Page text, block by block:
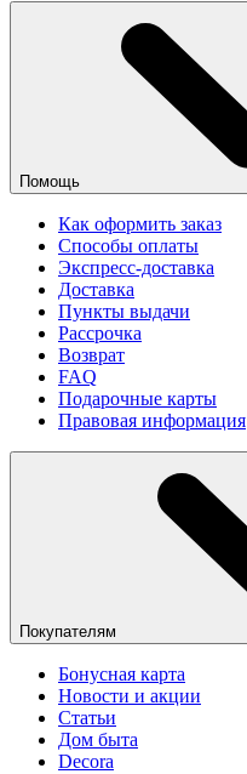
Помощь
Как оформить заказ
Способы оплаты
Экспресс-доставка
Доставка
Пункты выдачи
Рассрочка
Возврат
FAQ
Подарочные карты
Правовая информация
Покупателям
Бонусная карта
Новости и акции
Статьи
Дом быта
Decora